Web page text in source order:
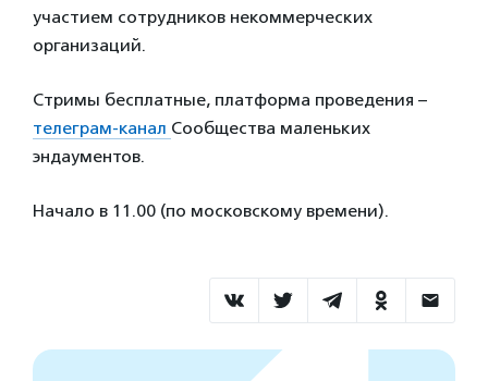
участием сотрудников некоммерческих
организаций.
Стримы бесплатные, платформа проведения –
телеграм-канал Сообщества маленьких
эндаументов.
Начало в 11.00 (по московскому времени).